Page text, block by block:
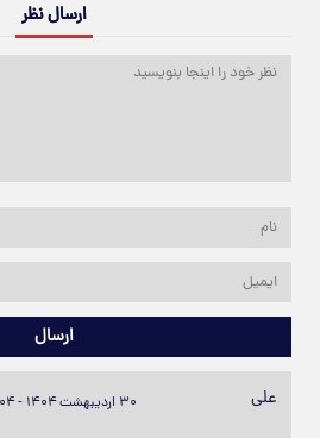
ارسال نظر
ارسال
علی ۳۰ اردیبهشت ۱۴۰۴ - ۱۱:۰۴